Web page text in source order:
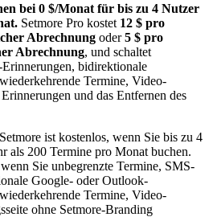
bei 0 $/Monat für bis zu 4 Nutzer
Setmore Pro kostet 12 $ pro
Abrechnung oder5 $ pro
Abrechnung, und schaltet
bidirektionale
Termine, Video-
und das Entfernen des
Setmore ist kostenlos, wenn Sie bis zu 4
als 200 Termine pro Monat buchen.
Sie unbegrenzte Termine, SMS-
Google- oder Outlook-
Termine, Video-
ohne Setmore-Branding